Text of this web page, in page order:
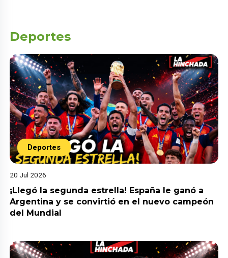
Deportes
Deportes
20 Jul 2026
¡Llegó la segunda estrella! España le ganó a
Argentina y se convirtió en el nuevo campeón
del Mundial